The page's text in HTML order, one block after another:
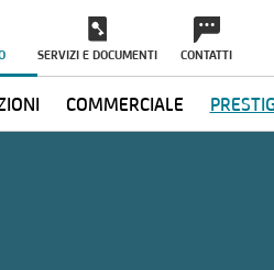
COMMERCIALE
SERVIZI E DOCUMENTI CONTATTI